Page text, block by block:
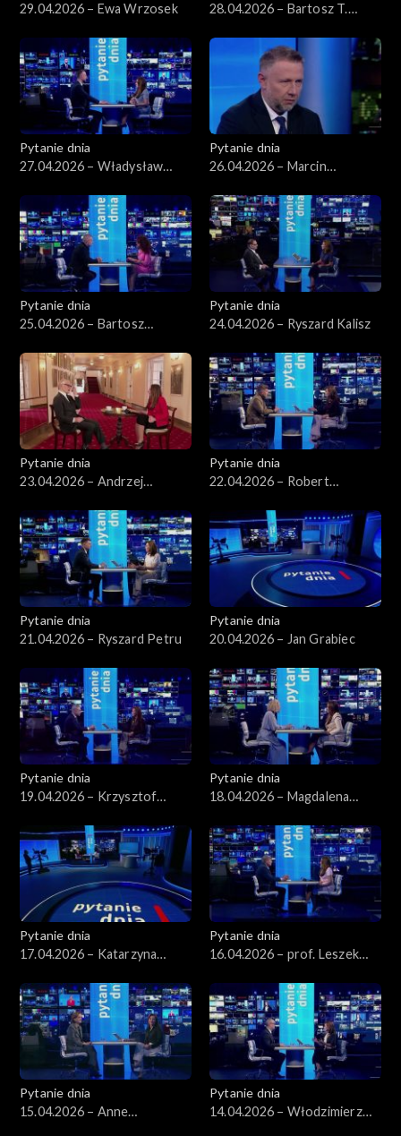
29.04.2026 – Ewa Wrzosek
28.04.2026 – Bartosz T.
Pytanie dnia
27.04.2026 – Władysław
Pytanie dnia
26.04.2026 – Marcin
Pytanie dnia
25.04.2026 – Bartosz
Pytanie dnia
24.04.2026 – Ryszard Kalisz
Pytanie dnia
23.04.2026 – Andrzej
Pytanie dnia
22.04.2026 – Robert
Pytanie dnia
21.04.2026 – Ryszard Petru
Pytanie dnia
20.04.2026 – Jan Grabiec
Pytanie dnia
19.04.2026 – Krzysztof
Pytanie dnia
18.04.2026 – Magdalena
Pytanie dnia
17.04.2026 – Katarzyna
Pytanie dnia
16.04.2026 – prof. Leszek
Pytanie dnia
15.04.2026 – Anne
Pytanie dnia
14.04.2026 – Włodzimierz